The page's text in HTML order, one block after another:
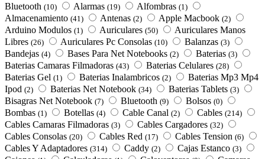
Bluetooth (10) Alarmas (19) Alfombras (1)
Almacenamiento (41) Antenas (2) Apple Macbook (2)
Arduino Modulos (1) Auriculares (50)
Auriculares Manos
Libres (26) Auriculares Pc Consolas (10) Balanzas (3)
Bandejas (4) Bases Para Net Notebooks (2) Baterias (3)
Baterias Camaras Filmadoras (43) Baterias Celulares (28)
Baterias Gel (1) Baterias Inalambricos (2)
Baterias Mp3 Mp4
Ipod (2) Baterias Net Notebook (34) Baterias Tablets (3)
Bisagras Net Notebook (7) Bluetooth (9) Bolsos (0)
Bombas (1) Botellas (4) Cable Canal (2) Cables (214)
Cables Camaras Filmadoras (3) Cables Cargadores (32)
Cables Consolas (20) Cables Red (17) Cables Tension (6)
Cables Y Adaptadores (314) Caddy (2) Cajas Estanco (3)